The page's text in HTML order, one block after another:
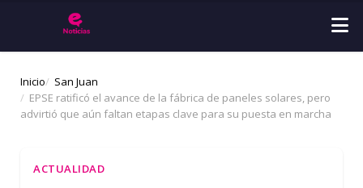
Inicio
San Juan
EPSE ratificó el avance de la fábrica de paneles solares, pero
advirtió que aún faltan etapas clave para su puesta en marcha
ACTUALIDAD